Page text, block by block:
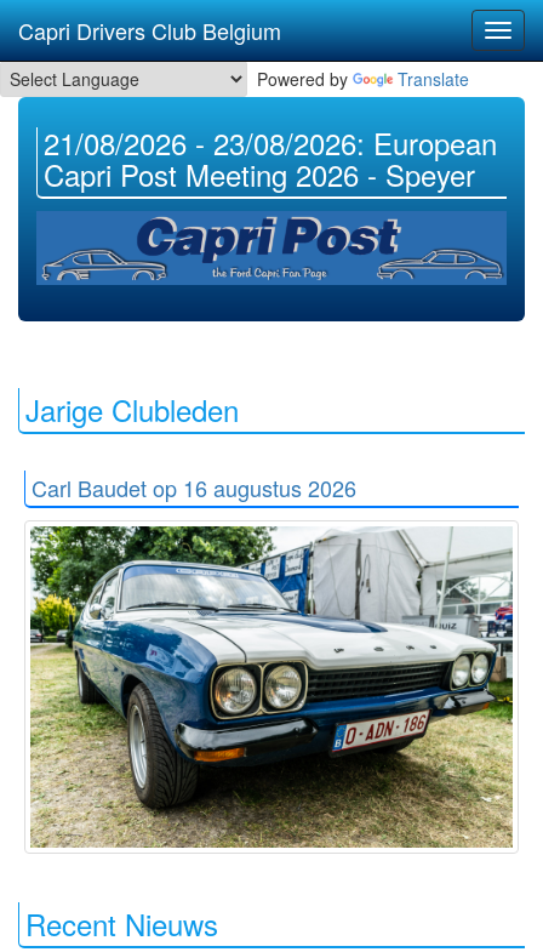
Powered by Translate
Capri Drivers Club Belgium
21/08/2026 - 23/08/2026: European
Capri Post Meeting 2026 - Speyer
Jarige Clubleden
Carl Baudet op 16 augustus 2026
Recent Nieuws